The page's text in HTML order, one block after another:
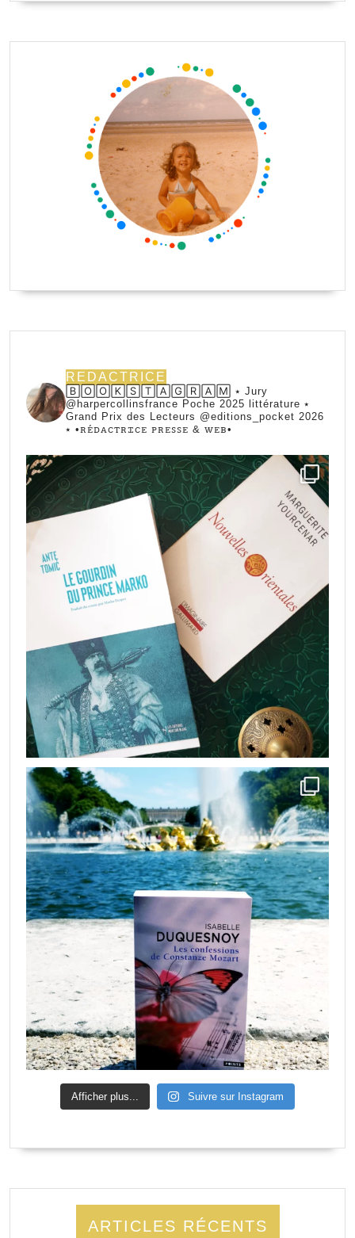
REDACTRICE
🄱🄾🄾🄺🅂🅃🄰🄶🅁🄰🄼 ⭑ Jury
@harpercollinsfrance Poche 2025 littérature ⭑
Grand Prix des Lecteurs @editions_pocket 2026
⭑ •ꭱꭼ́ꭰꭺꮯꭲꭱꮖꮯꭼ ꮲꭱꭼꮪꮪꭼ & ꮃꭼᏼ•
Afficher plus... Suivre sur Instagram
ARTICLES RÉCENTS